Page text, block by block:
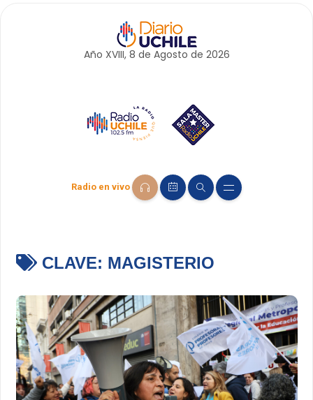
Año XVIII, 8 de Agosto de 2026
Radio en vivo
CLAVE: MAGISTERIO